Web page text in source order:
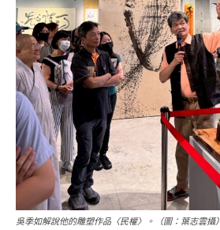
吳季如解說他的雕塑作品〈民權〉。（圖：葉志雲攝）